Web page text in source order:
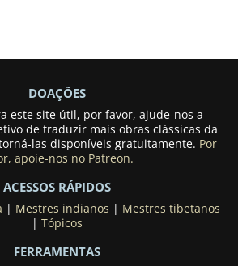
DOAÇÕES
este site útil, por favor, ajude-nos a
de traduzir mais obras clássicas da
las disponíveis gratuitamente. Por
apoie-nos no Patreon.
ACESSOS RÁPIDOS
| Mestres indianos | Mestres tibetanos
| Tópicos
FERRAMENTAS